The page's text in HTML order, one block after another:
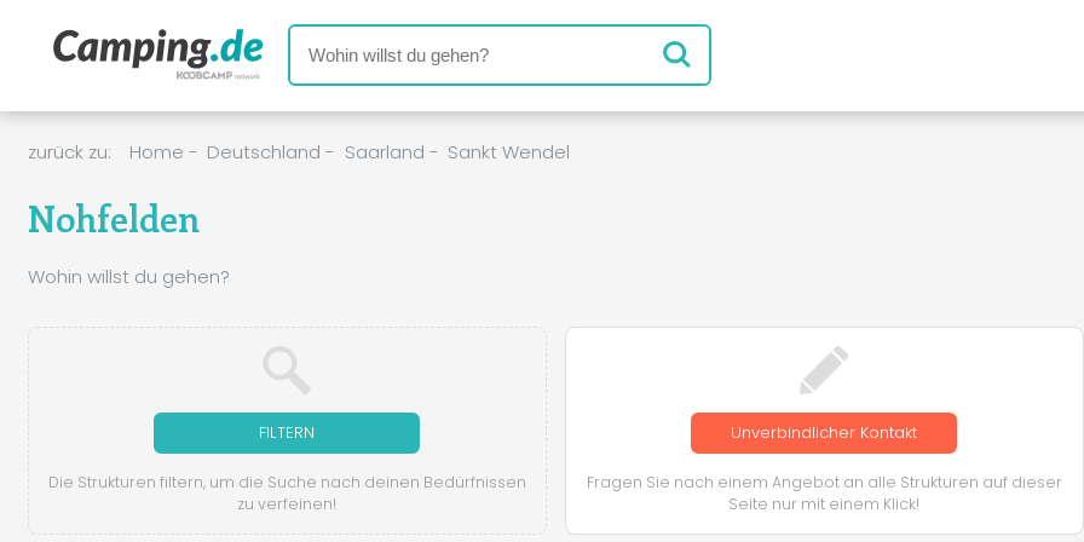
zurück zu: Home - Deutschland - Saarland - Sankt Wendel
Nohfelden
Wohin willst du gehen?
FILTERN
Die Strukturen filtern, um die Suche nach deinen Bedürfnissen
zu verfeinen!
Unverbindlicher Kontakt
Fragen Sie nach einem Angebot an alle Strukturen auf dieser
Seite nur mit einem Klick!